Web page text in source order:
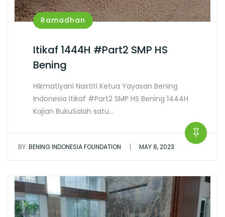
Ramadhan
Itikaf 1444H #Part2 SMP HS
Bening
Hikmatiyani Nastiti Ketua Yayasan Bening
Indonesia Itikaf #Part2 SMP HS Bening 1444H
Kajian BukuSalah satu…
BY: BENING INDONESIA FOUNDATION | MAY 8, 2023